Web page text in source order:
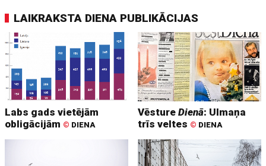
LAIKRAKSTA DIENA PUBLIKĀCIJAS
Labs gads vietējām
obligācijām © DIENA
VēstureDienā: Ulmaņa
trīs veltes © DIENA